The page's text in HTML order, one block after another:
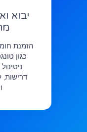
יבוא
הזמנת
כגון
דרישות,